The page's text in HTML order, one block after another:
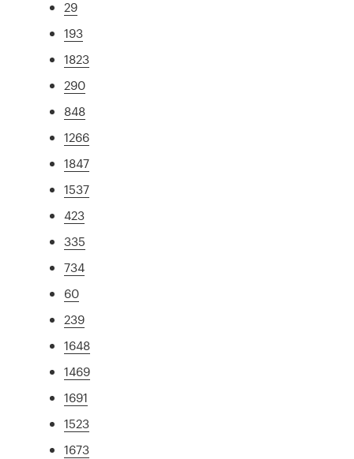
29
193
1823
290
848
1266
1847
1537
423
335
734
60
239
1648
1469
1691
1523
1673